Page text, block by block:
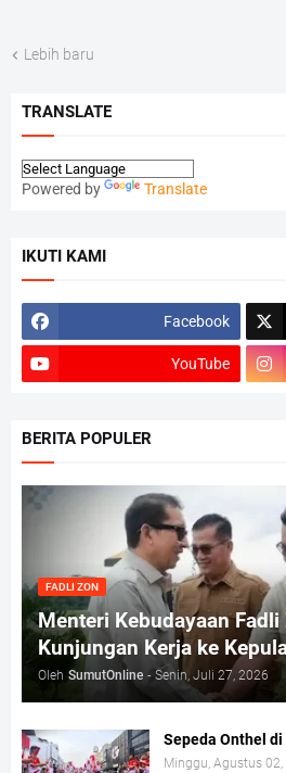
Lebih baru
TRANSLATE
Powered by Translate
IKUTI KAMI
Facebook
YouTube
BERITA POPULER
FADLI ZON
Menteri Kebudayaan
Kunjungan Kerja ke
Oleh SumutOnline - Senin, Juli 27, 2026
Sepeda Onthel di
Minggu, Agustus 02,